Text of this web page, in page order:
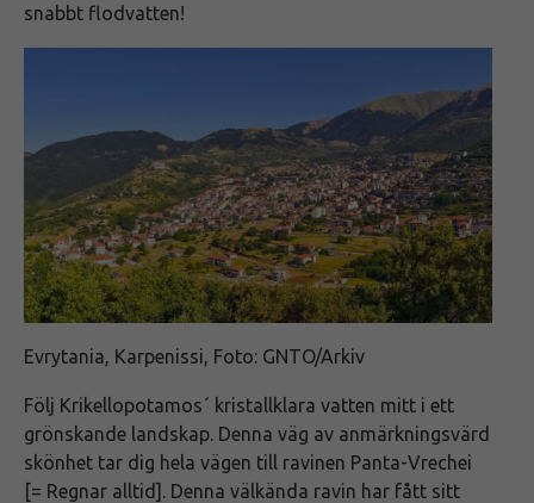
snabbt flodvatten!
Evrytania, Karpenissi, Foto: GNTO/Arkiv
Följ Krikellopotamos´ kristallklara vatten mitt i ett
grönskande landskap. Denna väg av anmärkningsvärd
skönhet tar dig hela vägen till ravinen Panta-Vrechei
[= Regnar alltid]. Denna välkända ravin har fått sitt